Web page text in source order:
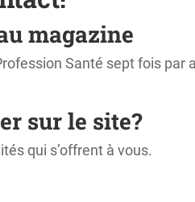
magazine
Santé sept fois par
sur le site?
qui s’offrent à vous.